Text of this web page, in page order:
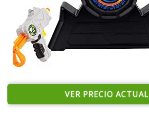
VER PRECIO ACTUAL